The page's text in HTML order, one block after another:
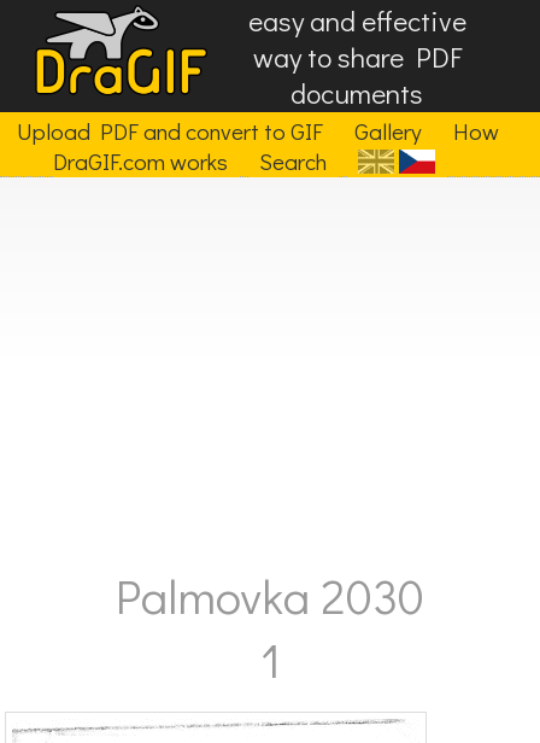
easy and effective
way to share PDF
documents
Upload PDF and convert to GIF Gallery
How
DraGIF.com works
Search
Palmovka 2030
1